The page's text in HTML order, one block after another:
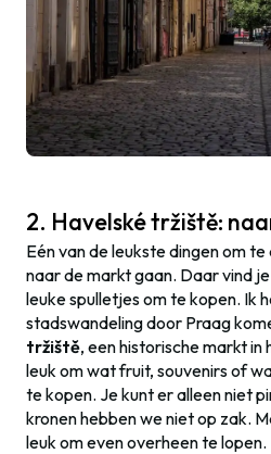
2. Havelské tržiště:
Eén van de leukste dingen om
naar de markt gaan. Daar vind
leuke spulletjes om te kopen. Ik
stadswandeling door Praag
tržiště, een historische markt
leuk om wat fruit, souvenirs of
te kopen. Je kunt er alleen niet
kronen hebben we niet op zak.
leuk om even overheen te lopen.